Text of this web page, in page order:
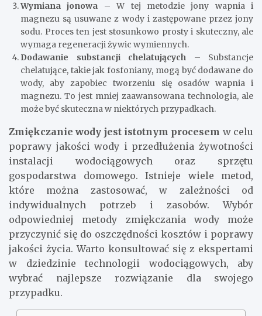
Wymiana jonowa – W tej metodzie jony wapnia i
magnezu są usuwane z wody i zastępowane przez jony
sodu. Proces ten jest stosunkowo prosty i skuteczny, ale
wymaga regeneracji żywic wymiennych.
Dodawanie substancji chelatujących – Substancje
chelatujące, takie jak fosfoniany, mogą być dodawane do
wody, aby zapobiec tworzeniu się osadów wapnia i
magnezu. To jest mniej zaawansowana technologia, ale
może być skuteczna w niektórych przypadkach.
Zmiękczanie wody jest istotnym procesem w celu
poprawy jakości wody i przedłużenia żywotności
instalacji wodociągowych oraz sprzętu
gospodarstwa domowego. Istnieje wiele metod,
które można zastosować, w zależności od
indywidualnych potrzeb i zasobów. Wybór
odpowiedniej metody zmiękczania wody może
przyczynić się do oszczędności kosztów i poprawy
jakości życia. Warto konsultować się z ekspertami
w dziedzinie technologii wodociągowych, aby
wybrać najlepsze rozwiązanie dla swojego
przypadku.